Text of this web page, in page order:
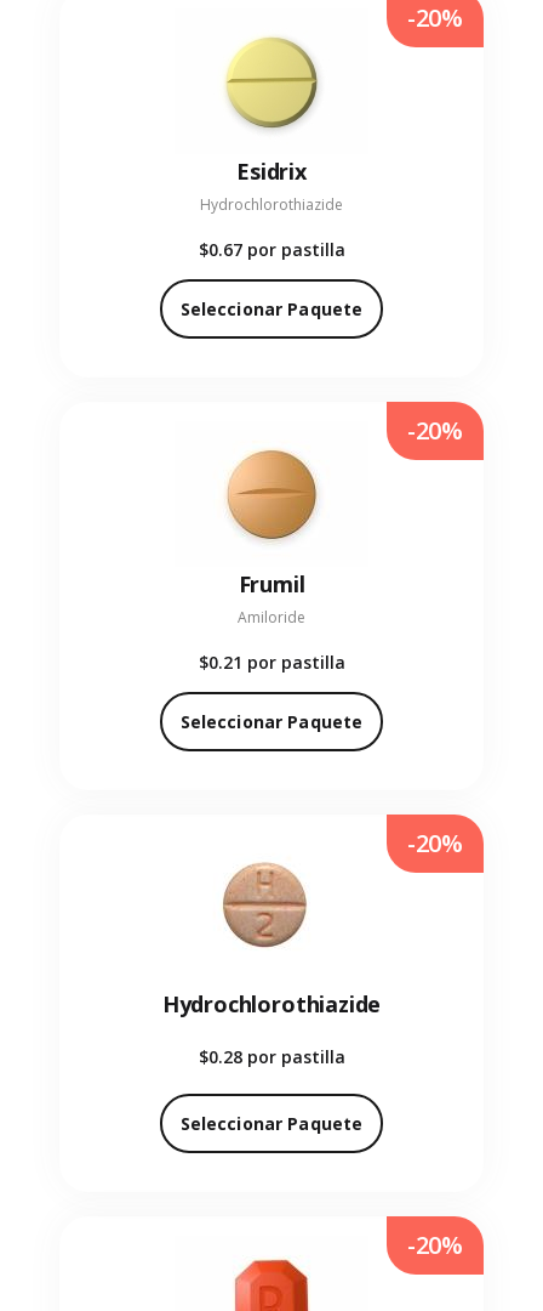
Esidrix
Hydrochlorothiazide
$0.67 por pastilla
Seleccionar Paquete
-20%
Frumil
Amiloride
$0.21 por pastilla
Seleccionar Paquete
-20%
Hydrochlorothiazide
$0.28 por pastilla
Seleccionar Paquete
-20%
-20%